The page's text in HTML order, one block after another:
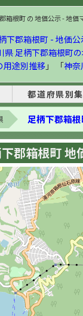
箱根町 の 地価公示 - 地
下郡箱根町 - 地価
県 足柄下郡箱根町
用途別推移 」 「神奈
都道府県別
足柄下郡箱
郡箱根町